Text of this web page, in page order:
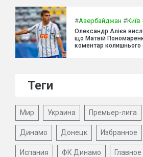
#Азербайджан #Київ
Олександр Алієв
що Матвій
коментар колишнього
Теги
Мир Украина Премьер-лига
Динамо Донецк Избранное
Испания ФК Динамо Главное